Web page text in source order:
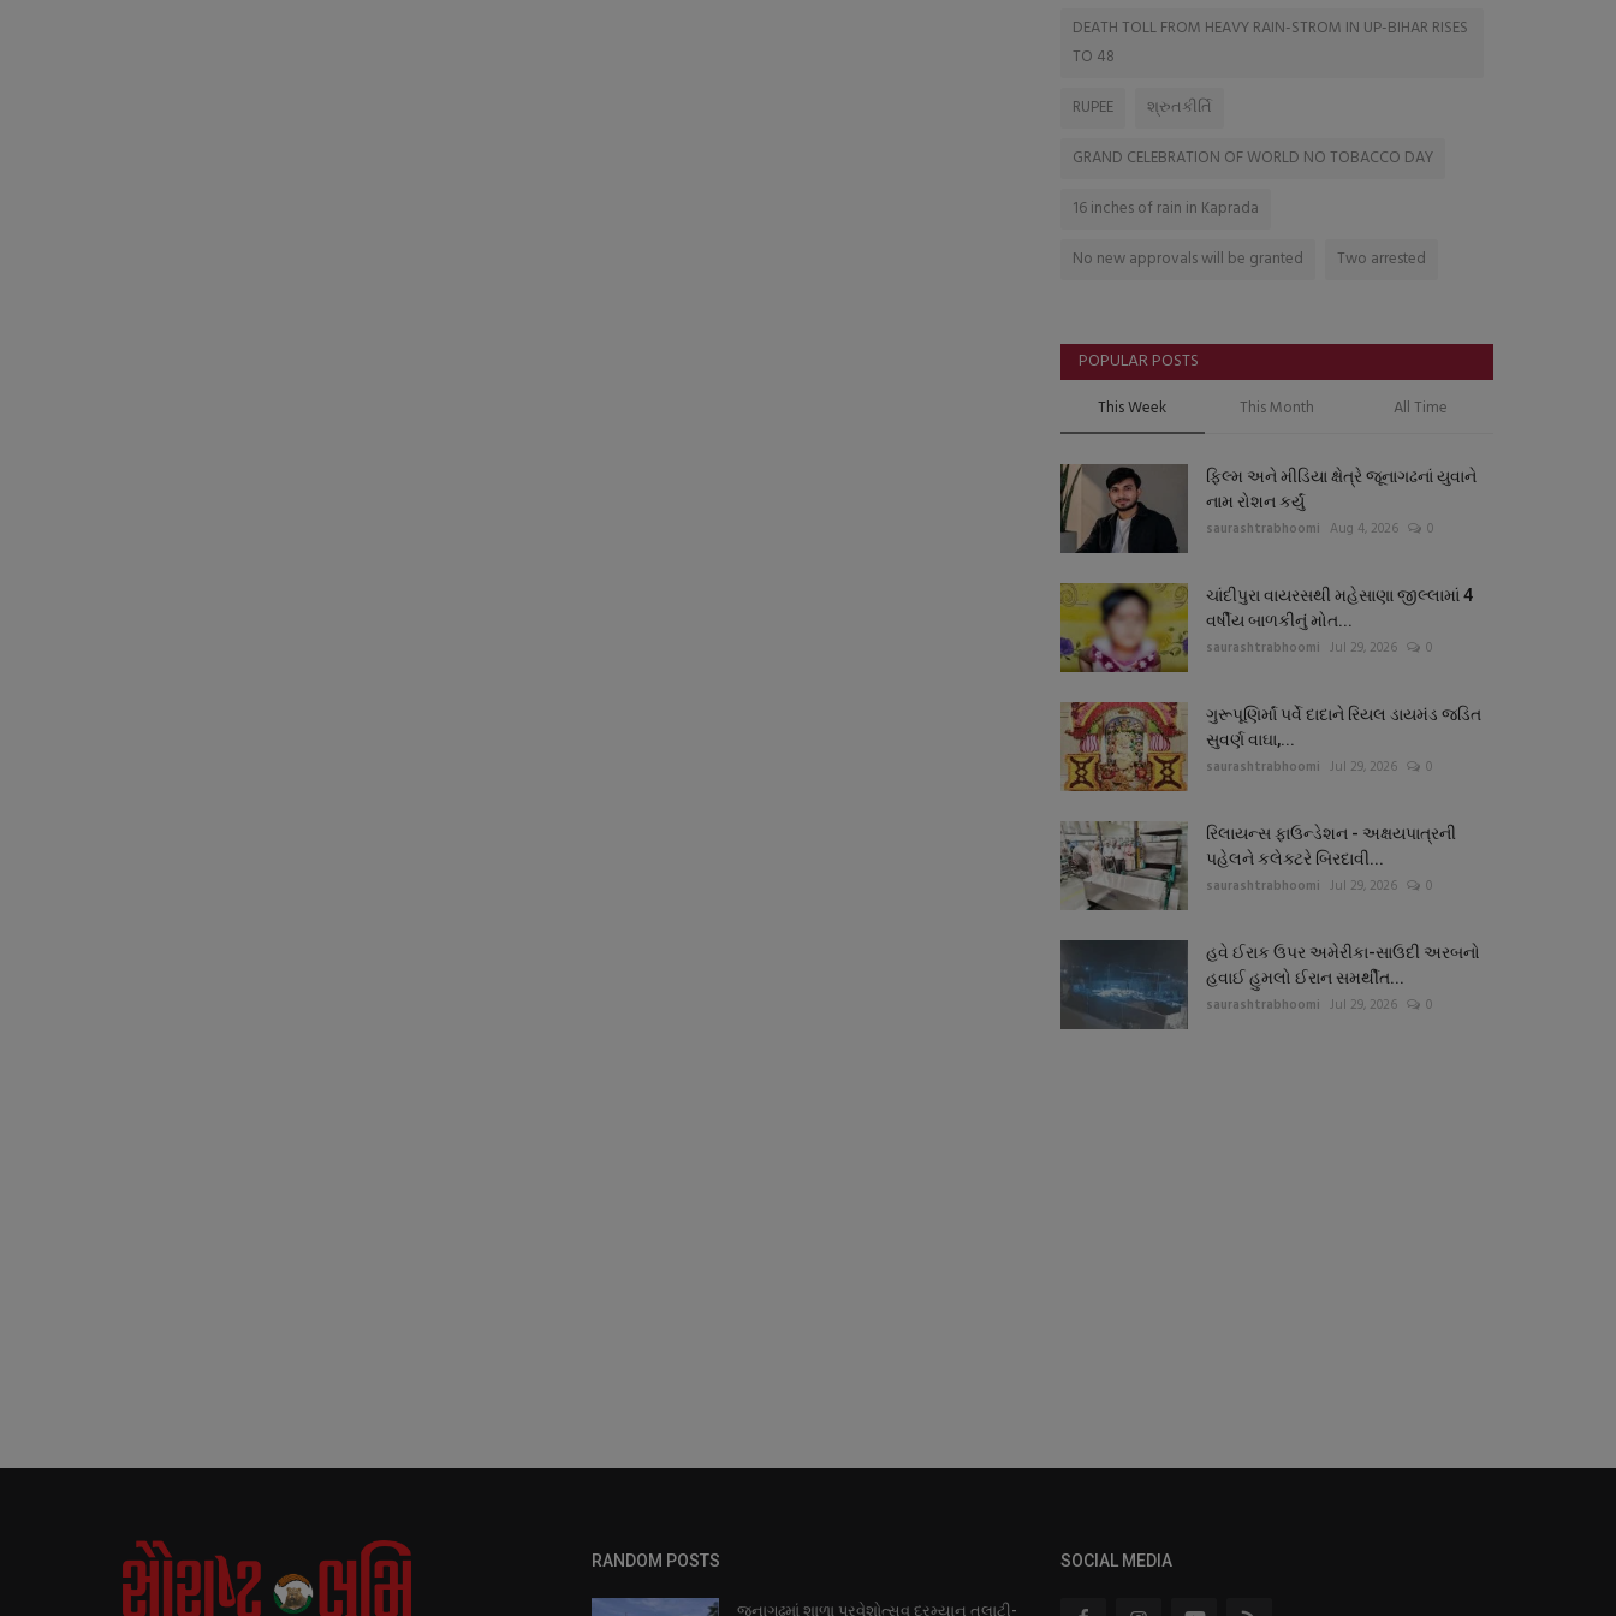
DEATH TOLL FROM HEAVY RAIN-STROM IN UP-BIHAR RISES
TO 48
RUPEE
શ્રુતકીર્તિ
GRAND CELEBRATION OF WORLD NO TOBACCO DAY
16 inches of rain in Kaprada
No new approvals will be granted
Two arrested
POPULAR POSTS
This Week This Month All Time
ફિલ્મ અને મીડિયા ક્ષેત્રે જૂનાગઢનાં યુવાને
નામ રોશન કર્યું
saurashtrabhoomi Aug 4, 2026 0
ચાંદીપુરા વાયરસથી મહેસાણા જીલ્લામાં 4
વર્ષીય બાળકીનું મોત...
saurashtrabhoomi Jul 29, 2026 0
ગુરૂપૂણિર્માં પર્વે દાદાને રિયલ ડાયમંડ જડિત
સુવર્ણ વાઘા,...
saurashtrabhoomi Jul 29, 2026 0
રિલાયન્સ ફાઉન્ડેશન - અક્ષયપાત્રની
પહેલને કલેક્ટરે બિરદાવી...
saurashtrabhoomi Jul 29, 2026 0
હવે ઈરાક ઉપર અમેરીકા-સાઉદી અરબનો
હવાઈ હુમલો ઈરાન સમર્થીત...
saurashtrabhoomi Jul 29, 2026 0
RANDOM POSTS
જૂનાગઢમાં શાળા પ્રવેશોત્સવ દરમ્યાન તલાટી-
SOCIAL MEDIA